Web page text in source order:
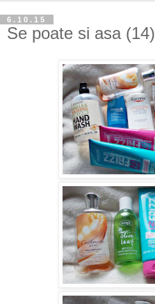
6.10.15
Se poate si asa (14)